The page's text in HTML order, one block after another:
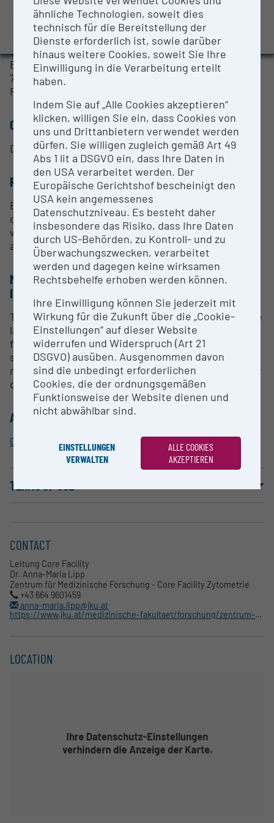
Evaluation Study 2022
Awards and press releases
Lasers and fluorescence detection channels:
Violet Laser (405nm): 450/45, 525/40, 610/20,
660/10, 780/60
Blue Laser (488nm): 525/40, 585/42, 610/20, 690/50,
780/60
Red Laser (640nm): 660/10, 712/25, 780/60
CONTACT PERSON
Dr. Anna-Maria Lipp
RESEARCH SERVICES
Expert know-how in the handling and staining of
cells in preparation for flow cytometric analysis as
well as advice on the selection of fluorochromes
and measurement parameters.
METHODS & EXPERTISE FOR RESEARCH
INFRASTRUCTURE
The CytoFLEX V5-B5-R3 flow cytometer has 3 active
lasers (405 nm, 488 nm, 638 nm) and 13 channels for
fluorescence detection, which can be used for
single measurements in tubes or high-throughput
measurements with a plate loader. The Core Facility
offers training and experimental consulting.
ALLOCATION TO RESEARCH INFRASTRUCTURE
Core Facility Cytometry
TERMS OF USE
CONTACT
Leitung Core Facility
Dr. Anna-Maria Lipp
Zentrum für Medizinische Forschung - Core Facility Zytometrie
+43 664 9601459
anna-maria.lipp@jku.at
https://www.jku.at/medizinische-fakultaet/forschung/zentrum-fuer-medizinische-forschung/core-facilities/zytometrie/
LOCATION
ähnliche Technologien, soweit dies
technisch für die Bereitstellung der
Dienste erforderlich ist, sowie darüber
hinaus weitere Cookies, soweit Sie Ihre
Einwilligung in die Verarbeitung erteilt
haben.
Indem Sie auf „Alle Cookies akzeptieren“
klicken, willigen Sie ein, dass Cookies von
uns und Drittanbietern verwendet werden
dürfen. Sie willigen zugleich gemäß Art 49
Abs 1 lit a DSGVO ein, dass Ihre Daten in
den USA verarbeitet werden. Der
Europäische Gerichtshof bescheinigt den
USA kein angemessenes
Datenschutzniveau. Es besteht daher
insbesondere das Risiko, dass Ihre Daten
durch US-Behörden, zu Kontroll- und zu
Überwachungszwecken, verarbeitet
werden und dagegen keine wirksamen
Rechtsbehelfe erhoben werden können.
Ihre Einwilligung können Sie jederzeit mit
Wirkung für die Zukunft über die „Cookie-
Einstellungen“ auf dieser Website
widerrufen und Widerspruch (Art 21
DSGVO) ausüben. Ausgenommen davon
sind die unbedingt erforderlichen
Cookies, die der ordnungsgemäßen
Funktionsweise der Website dienen und
nicht abwählbar sind.
EINSTELLUNGEN
VERWALTEN
ALLE COOKIES
AKZEPTIEREN